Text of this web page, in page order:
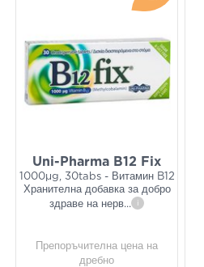
Uni-Pharma B12 Fix
1000μg, 30tabs - Витамин B12
Хранителна добавка за добро
здраве на нерв... i
Препоръчителна цена на
дребно